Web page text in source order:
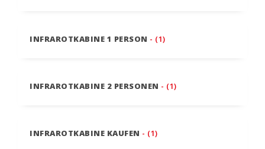
INFRAROTKABINE 1 PERSON - (1)
INFRAROTKABINE 2 PERSONEN - (1)
INFRAROTKABINE KAUFEN - (1)